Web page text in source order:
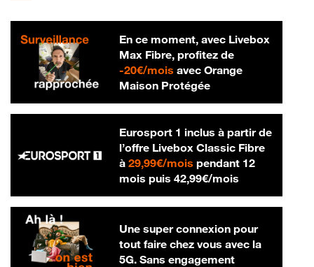
En ce moment, avec Livebox
Max Fibre, profitez de
-20€/mois20 € par mois
avec Orange
Maison Protégée
Eurosport 1 inclus à partir de
l’offre Livebox Classic Fibre
à 29,99€/mois29,99 € par mois
pendant 12
mois puis 42,99€/mois42,99 € par
Une super connexion pour
tout faire chez vous avec la
5G. Sans engagement